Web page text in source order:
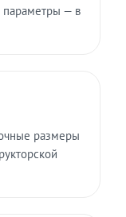
параметры — в
размеры